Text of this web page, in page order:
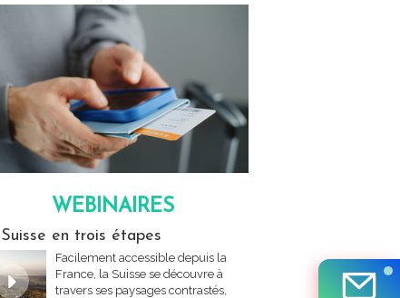
WEBINAIRES
en trois étapes
Facilement accessible depuis la
France, la Suisse se découvre à
travers ses paysages contrastés,